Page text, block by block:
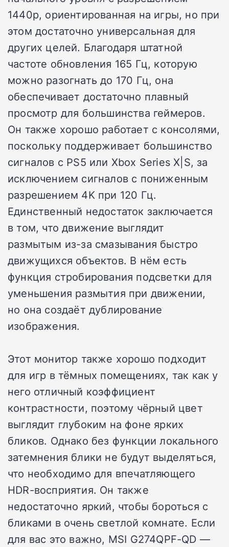
1440p, ориентированная на игры, но при
этом достаточно универсальная для
других целей. Благодаря штатной
частоте обновления 165 Гц, которую
можно разогнать до 170 Гц, она
обеспечивает достаточно плавный
просмотр для большинства геймеров.
Он также хорошо работает с консолями,
поскольку поддерживает большинство
сигналов с PS5 или Xbox Series X|S, за
исключением сигналов с пониженным
разрешением 4K при 120 Гц.
Единственный недостаток заключается
в том, что движение выглядит
размытым из-за смазывания быстро
движущихся объектов. В нём есть
функция стробирования подсветки для
уменьшения размытия при движении,
но она создаёт дублирование
изображения.
Этот монитор также хорошо подходит
для игр в тёмных помещениях, так как у
него отличный коэффициент
контрастности, поэтому чёрный цвет
выглядит глубоким на фоне ярких
бликов. Однако без функции локального
затемнения блики не будут выделяться,
что необходимо для впечатляющего
HDR-восприятия. Он также
недостаточно яркий, чтобы бороться с
бликами в очень светлой комнате. Если
для вас это важно, MSI G274QPF-QD —